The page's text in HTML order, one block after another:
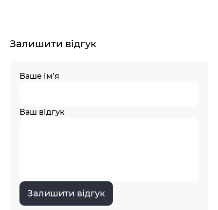
Залишити відгук
Ваше ім’я
Ваш відгук
Залишити відгук